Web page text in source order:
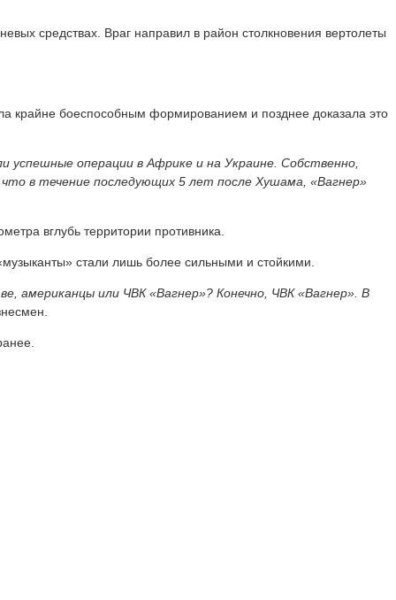
средствах. Враг направил в район столкновения вертолеты
крайне боеспособным формированием и позднее доказала это
операции в Африке и на Украине. Собственно,
в течение последующих 5 лет после Хушама, «Вагнер»
вглубь территории противника.
стали лишь более сильными и стойкими.
американцы или ЧВК «Вагнер»? Конечно, ЧВК «Вагнер». В